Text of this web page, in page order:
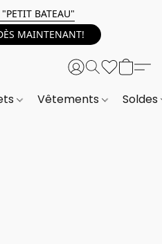
BATEAU"
MAINTENANT!
Vêtements Soldes